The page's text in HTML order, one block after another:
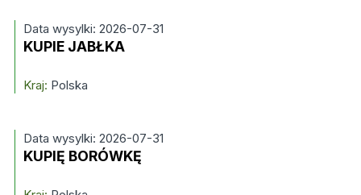
Data wysylki: 2026-07-31
KUPIE JABŁKA
Kraj: Polska
Data wysylki: 2026-07-31
KUPIĘ BORÓWKĘ